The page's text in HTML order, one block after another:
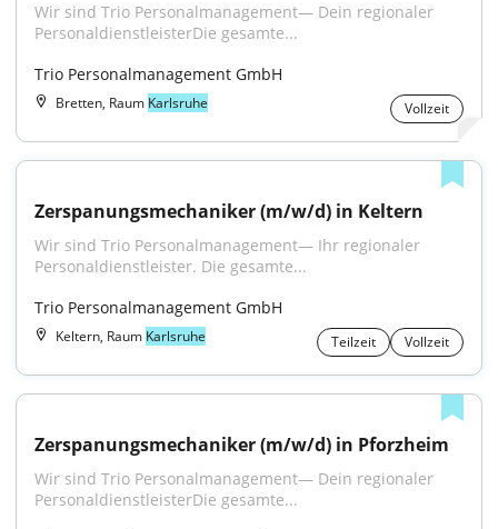
Wir sind Trio Personalmanagement— Dein regionaler
PersonaldienstleisterDie gesamte...
Trio Personalmanagement GmbH
Bretten, Raum Karlsruhe Vollzeit
Zerspanungsmechaniker (m/w/d) in Keltern
Wir sind Trio Personalmanagement— Ihr regionaler
Personaldienstleister. Die gesamte...
Trio Personalmanagement GmbH
Keltern, Raum Karlsruhe Teilzeit Vollzeit
Zerspanungsmechaniker (m/w/d) in Pforzheim
Wir sind Trio Personalmanagement— Dein regionaler
PersonaldienstleisterDie gesamte...